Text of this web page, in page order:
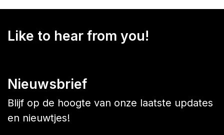
Like to hear from you!
Nieuwsbrief
Blijf op de hoogte van onze laatste updates
en nieuwtjes!